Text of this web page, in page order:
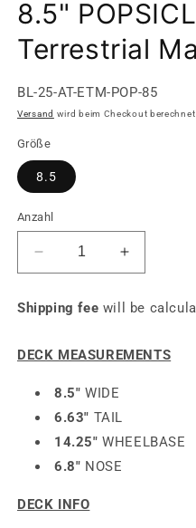
8.5"
Terrestrial
SKU:
BL-25-AT-ETM-POP-85
Versand wird beim Checkout berechnet
Größe
8.5
Anzahl
Verringere
die
Menge
für
POPSICLE
Extra
Terrestrial
Erhöhe
die
Menge
für
POPSICLE
Shipping fee will be
DECK MEASUREMENTS
8.5" WIDE
6.63" TAIL
14.25" WHEELBASE
6.8" NOSE
DECK INFO